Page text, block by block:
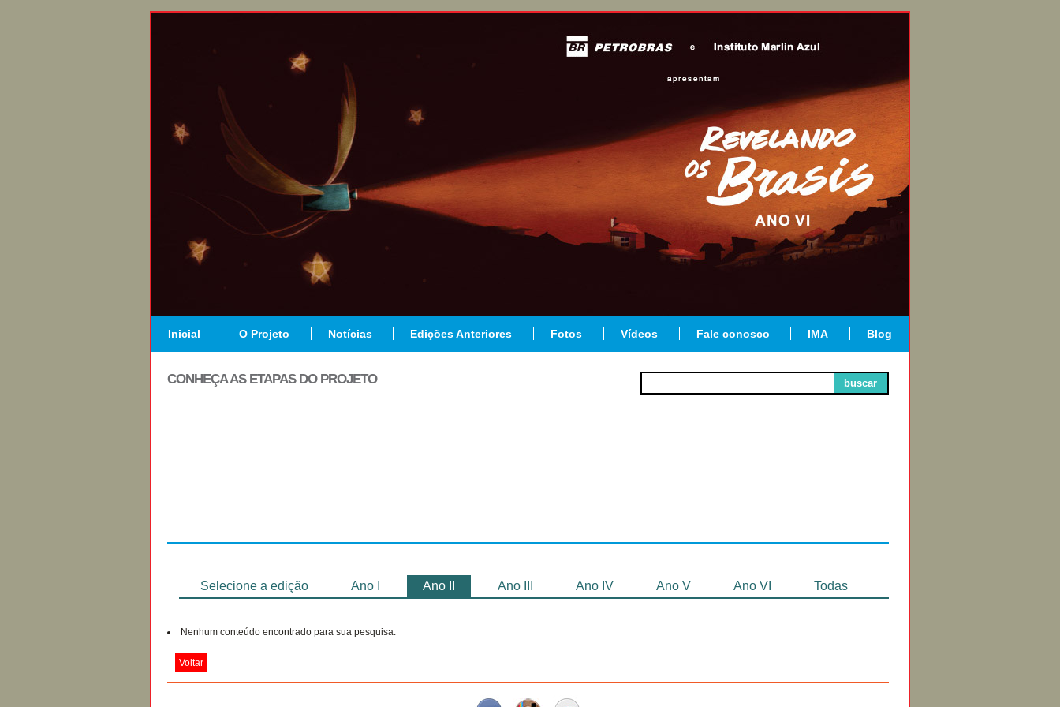
Inicial O Projeto Notícias Edições Anteriores Fotos Vídeos Fale conosco IMA Blog
buscar
CONHEÇA AS ETAPAS DO PROJETO
Selecione a edição Ano I Ano II Ano III Ano IV Ano V Ano VI Todas
Nenhum conteúdo encontrado para sua pesquisa.
Voltar